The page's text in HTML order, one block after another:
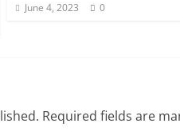
June 4, 2023 0
Required fields are